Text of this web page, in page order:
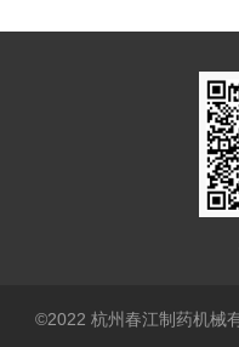
©2022 杭州春江制药机械